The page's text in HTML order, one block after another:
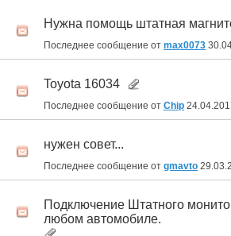
Нужна помощь штатная
Последнее сообщение от max0073
Toyota 16034
Последнее сообщение от Chip
нужен совет...
Последнее сообщение от gmavto
Подключение Штатного
любом автомобиле.